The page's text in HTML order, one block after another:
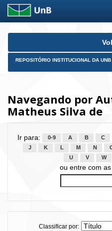
Skip
REPOSITÓRIO INSTITUCIONAL DA UNB
Navegando por
Matheus Silva de
Ir para: 0-9 A B C
J
K L M N
U
V W
ou entre com
Classificar por: